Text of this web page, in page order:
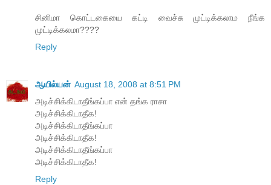
சினிமா கொட்டகையை கட்டி வைச்சு முட்டிக்கலாம நீங்க
முட்டிக்கலமா????
Reply
ஆயில்யன் August 18, 2008 at 8:51 PM
அடிச்சிக்கிடாதீங்கப்பா என் தங்க ராசா
அடிச்சிக்கிடாதீக!
அடிச்சிக்கிடாதீங்கப்பா
அடிச்சிக்கிடாதீக!
அடிச்சிக்கிடாதீங்கப்பா
அடிச்சிக்கிடாதீக!
Reply